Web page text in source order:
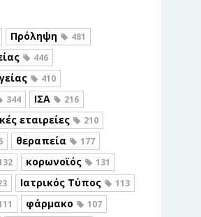
Πρόληψη 481
446
410
344 ΙΣΑ 216
εταιρείες 210
θεραπεία 177
κορωνοϊός 131
Ιατρικός Τύπος 113
φάρμακο 107